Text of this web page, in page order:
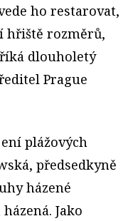
ho restarovat,
hřiště rozměrů,
dlouholetý
Prague
plážových
předsedkyně
házené
Jako